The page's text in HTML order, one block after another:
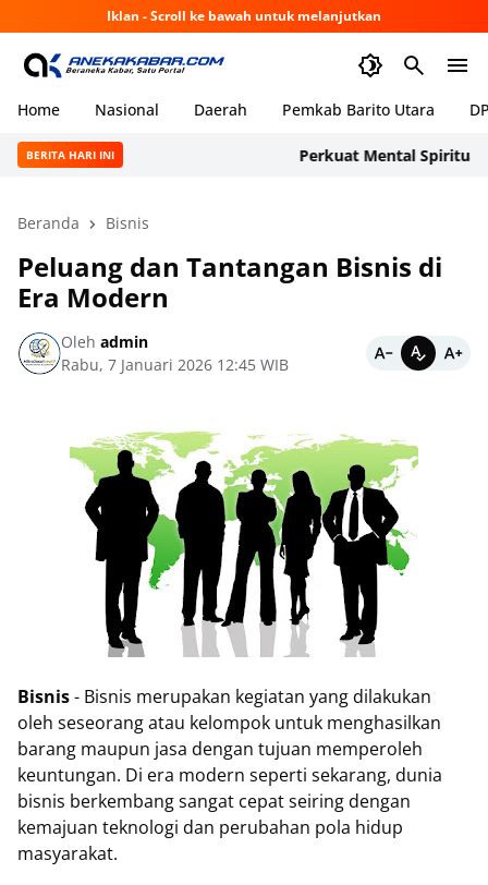
Iklan - Scroll ke bawah untuk melanjutkan
Home Nasional Daerah Pemkab Barito Utara
BERITA HARI INI Perkuat Mental Spiritual
Beranda Bisnis
Peluang dan Tantangan Bisnis di
Era Modern
Oleh admin
Rabu, 7 Januari 2026 12:45 WIB
Bisnis- Bisnis merupakan kegiatan yang dilakukan
oleh seseorang atau kelompok untuk menghasilkan
barang maupun jasa dengan tujuan memperoleh
keuntungan. Di era modern seperti sekarang, dunia
bisnis berkembang sangat cepat seiring dengan
kemajuan teknologi dan perubahan pola hidup
masyarakat.